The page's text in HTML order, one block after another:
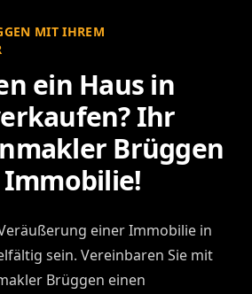
MIT IHREM
ein Haus in
Ihr
Brüggen
einer Immobilie in
sein. Vereinbaren Sie mit
Brüggen einen